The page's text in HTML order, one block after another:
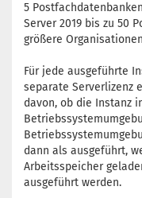
5
Server 2019 bis zu 50
größere
Für jede ausgeführte
separate Serverlizenz
davon, ob die Instanz
dann als ausgeführt,
Arbeitsspeicher
ausgeführt werden.